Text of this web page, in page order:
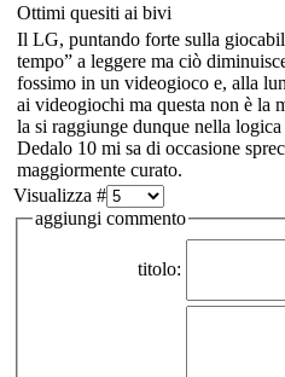
Ottimi quesiti ai bivi
Il LG, puntando forte sulla
tempo” a leggere ma ciò
fossimo in un videogioco e, alla
ai videogiochi ma questa non è la
la si raggiunge dunque nella
Dedalo 10 mi sa di occasione
maggiormente curato.
Visualizza #
aggiungi commento
titolo: